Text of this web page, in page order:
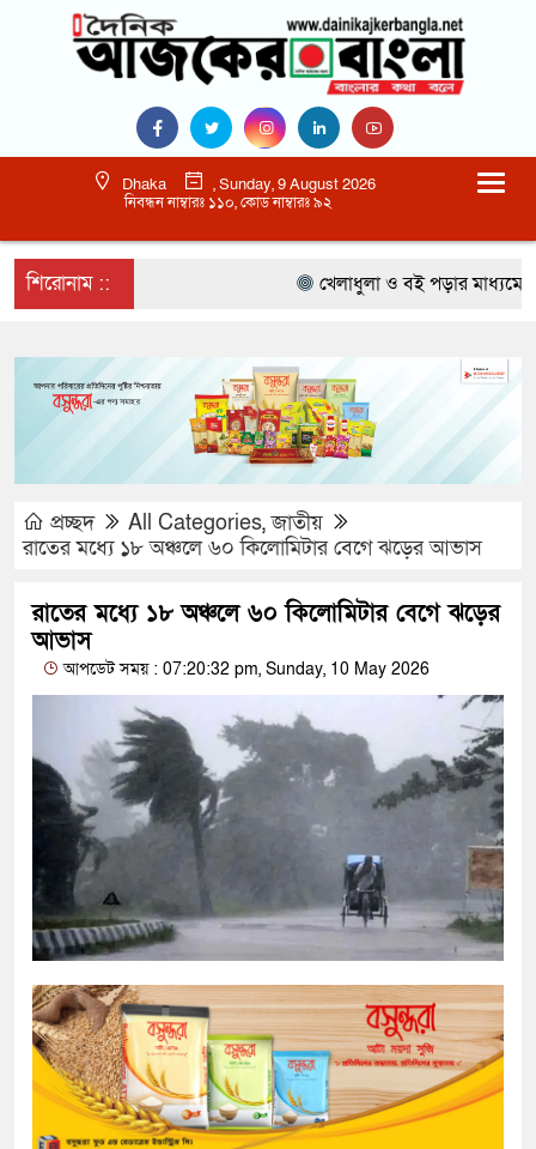
Dhaka
, Sunday, 9 August 2026
নিবন্ধন নাম্বারঃ ১১০, কোড নাম্বারঃ ৯২
শিরোনাম :: খেলাধুলা ও বই পড়ার মাধ্যমে
প্রচ্ছদ All Categories,জাতীয়
রাতের মধ্যে ১৮ অঞ্চলে ৬০ কিলোমিটার বেগে ঝড়ের আভাস
রাতের মধ্যে ১৮ অঞ্চলে ৬০ কিলোমিটার বেগে ঝড়ের
আভাস
আপডেট সময় : 07:20:32 pm, Sunday, 10 May 2026